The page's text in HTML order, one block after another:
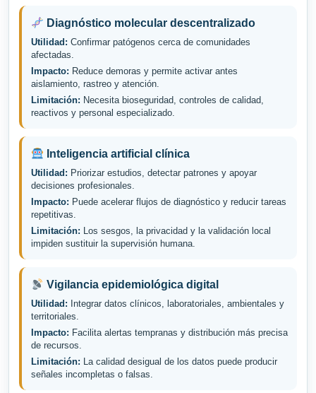
Diagnóstico molecular descentralizado
Utilidad: Confirmar patógenos cerca de comunidades
afectadas.
Impacto: Reduce demoras y permite activar antes
aislamiento, rastreo y atención.
Limitación: Necesita bioseguridad, controles de calidad,
reactivos y personal especializado.
Inteligencia artificial clínica
Utilidad: Priorizar estudios, detectar patrones y apoyar
decisiones profesionales.
Impacto: Puede acelerar flujos de diagnóstico y reducir tareas
repetitivas.
Limitación: Los sesgos, la privacidad y la validación local
impiden sustituir la supervisión humana.
Vigilancia epidemiológica digital
Utilidad: Integrar datos clínicos, laboratoriales, ambientales y
territoriales.
Impacto: Facilita alertas tempranas y distribución más precisa
de recursos.
Limitación: La calidad desigual de los datos puede producir
señales incompletas o falsas.